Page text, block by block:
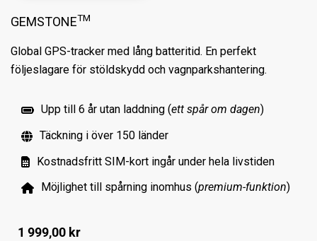
GEMSTONETM
Global GPS-tracker med lång batteritid. En perfekt
följeslagare för stöldskydd och vagnparkshantering.
Upp till 6 år utan laddning (ett spår om dagen)
Täckning i över 150 länder
Kostnadsfritt SIM-kort ingår under hela livstiden
Möjlighet till spårning inomhus (premium-funktion)
1 999,00 kr